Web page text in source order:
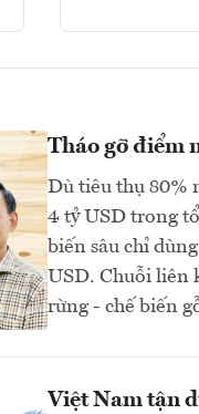
Tháo gỡ điểm
Dù tiêu thụ 80%
4 tỷ USD trong
biến sâu chỉ
USD. Chuỗi liên
rừng - chế biến
Việt Nam tận